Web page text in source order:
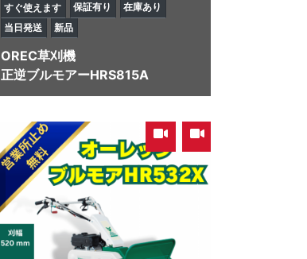
すぐ使えます 保証有り
在庫あり
当日発送
新品
OREC草刈機
正逆ブルモアーHRS815A